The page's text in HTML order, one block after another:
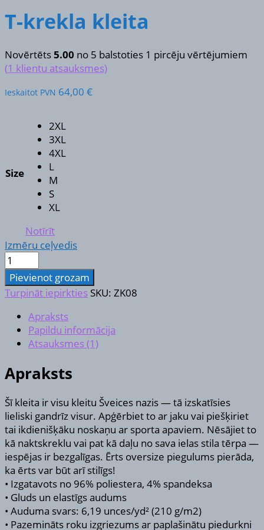
T-krekla kleita
Novērtēts5.00 no 5 balstoties 1 pircēju vērtējumiem
(1 klientu atsauksmes)
Ieskaitot PVN 64,00 €
Size
2XL
3XL
4XL
L
M
S
XL
Notīrīt
Izmēru ceļvedis
T-
krekla
kleita
daudzums
Pievienot grozam
Turpināt iepirkties SKU: ZK08
Apraksts
Papildu informācija
Atsauksmes (1)
Apraksts
Šī kleita ir visu kleitu Šveices nazis — tā izskatīsies
lieliski gandrīz visur. Apģērbiet to ar jaku vai piešķiriet
tai ikdienišķāku noskaņu ar sporta apaviem. Nēsājiet to
kā naktskreklu vai pat kā daļu no sava ielas stila tērpa —
iespējas ir bezgalīgas. Ērts oversize piegulums pierāda,
ka ērts var būt arī stilīgs!
• Izgatavots no 96% poliestera, 4% spandeksa
• Gluds un elastīgs audums
• Auduma svars: 6,19 unces/yd² (210 g/m2)
• Pazemināts roku izgriezums ar paplašinātu piedurkni